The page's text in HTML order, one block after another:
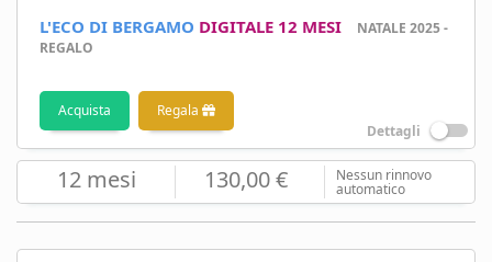
L'ECO DI BERGAMO DIGITALE 12 MESI
NATALE 2025 -
REGALO
Acquista
Regala
Dettagli
12 mesi 130,00 € Nessun rinnovo
automatico